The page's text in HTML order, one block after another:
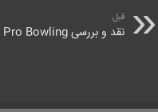
قبل
نقد و بررسی PBA Pro Bowling